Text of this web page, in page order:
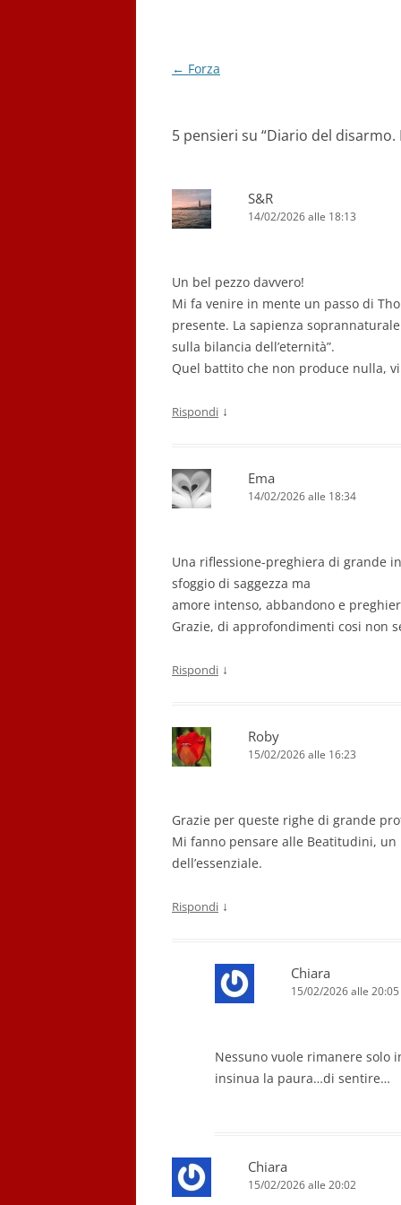
Navigazione
← Forza
5 pensieri su “Diario del disarmo.
S&R
14/02/2026 alle 18:13
Un bel pezzo davvero!
Mi fa venire in mente un passo di
presente. La sapienza
sulla bilancia dell’eternità”.
Quel battito che non produce nulla,
Rispondi ↓
Ema
14/02/2026 alle 18:34
Una riflessione-preghiera di grande
sfoggio di saggezza ma
amore intenso, abbandono e
Grazie, di approfondimenti cosi non
Rispondi ↓
Roby
15/02/2026 alle 16:23
Grazie per queste righe di grande
Mi fanno pensare alle Beatitudini,
dell’essenziale.
Rispondi ↓
Chiara
15/02/2026 alle 20:05
Nessuno vuole rimanere solo
insinua la paura…di sentire…
Chiara
15/02/2026 alle 20:02